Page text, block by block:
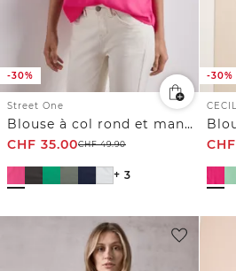
-30%
Street One
Blouse à col rond et manches courtes bouffantes
CHF 35.00CHF49.90
+ 3
-30%
CECIL
CHF